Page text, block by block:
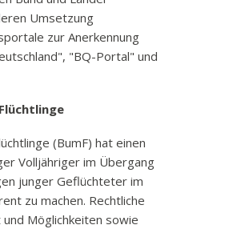
Umsetzung
zur Anerkennung
"BQ-Portal" und
(BumF) hat einen
Volljähriger im Übergang
junger Geflüchteter im
zu machen. Rechtliche
Möglichkeiten sowie